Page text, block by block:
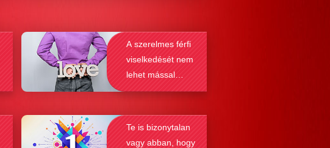
társkeresés működését, a párkapcsolatok
sikerének a receptjét, melyeket vizsgálva
bebizonyosodik, hogy a kötődési típusok
befolyásolják a társkeresést.
A szerelmes férfi
viselkedését nem
lehet mással
összetéveszteni
Te is bizonytalan
vagy abban, hogy